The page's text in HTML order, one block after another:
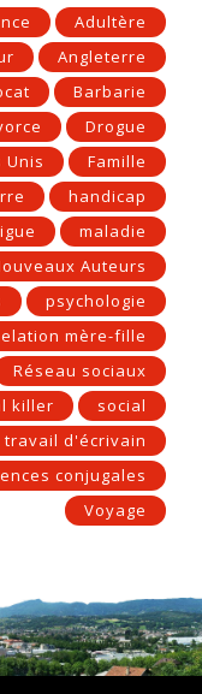
Adultère
Angleterre
Barbarie
Drogue
Unis
Famille
handicap
maladie
Auteurs
psychologie
mère-fille
Réseau sociaux
killer
social
travail d'écrivain
conjugales
Voyage